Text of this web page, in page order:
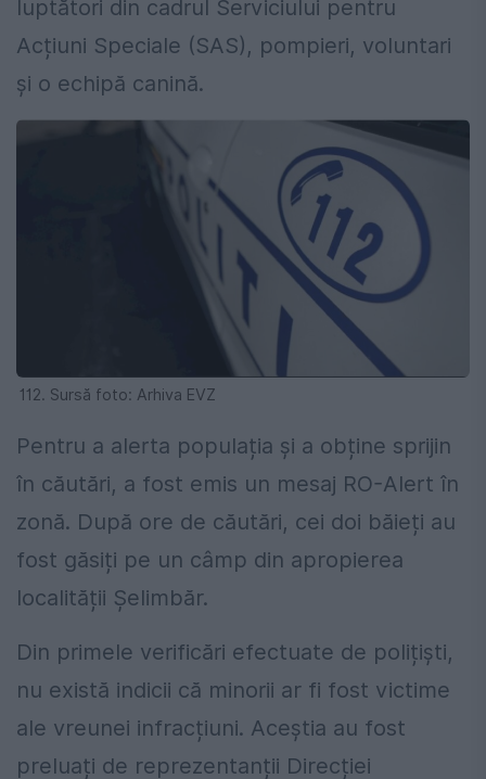
luptători din cadrul Serviciului pentru
Acțiuni Speciale (SAS), pompieri, voluntari
și o echipă canină.
112. Sursă foto: Arhiva EVZ
Pentru a alerta populația și a obține sprijin
în căutări, a fost emis un mesaj RO-Alert în
zonă. După ore de căutări, cei doi băieți au
fost găsiți pe un câmp din apropierea
localității Șelimbăr.
Din primele verificări efectuate de polițiști,
nu există indicii că minorii ar fi fost victime
ale vreunei infracțiuni. Aceștia au fost
preluați de reprezentanții Direcției